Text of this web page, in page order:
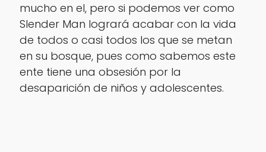
mucho en el, pero si podemos ver como
Slender Man logrará acabar con la vida
de todos o casi todos los que se metan
en su bosque, pues como sabemos este
ente tiene una obsesión por la
desaparición de niños y adolescentes.